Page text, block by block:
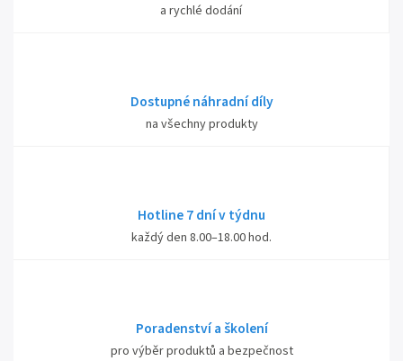
a rychlé dodání
Dostupné náhradní díly
na všechny produkty
Hotline 7 dní v týdnu
každý den 8.00–18.00 hod.
Poradenství a školení
pro výběr produktů a bezpečnost